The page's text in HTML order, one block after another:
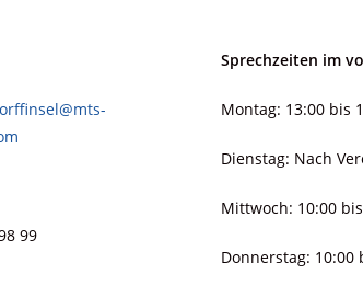
99
Sprechzeiten im
Montag: 13:00 bis
Dienstag: Nach
Mittwoch: 10:00
Donnerstag: 10:00